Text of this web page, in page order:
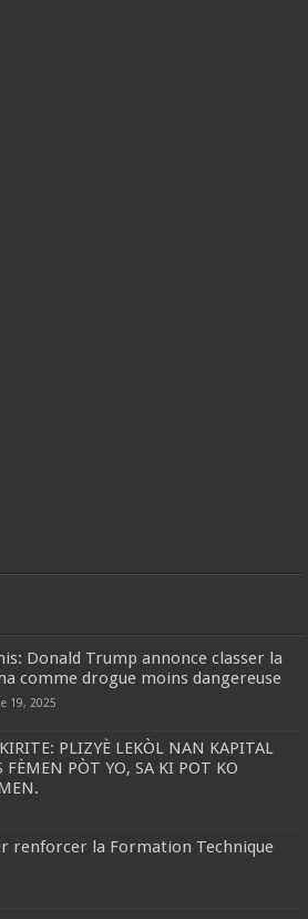
Donald Trump annonce classer la
comme drogue moins dangereuse
19, 2025
PLIZYÈ LEKÒL NAN KAPITAL
FÈMEN PÒT YO, SA KI POT KO
renforcer la Formation Technique